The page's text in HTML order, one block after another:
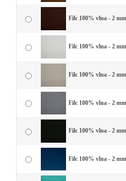
Filc 100% vlna - 2
Filc 100% vlna - 2
Filc 100% vlna - 2
Filc 100% vlna - 2
Filc 100% vlna - 2
Filc 100% vlna - 2